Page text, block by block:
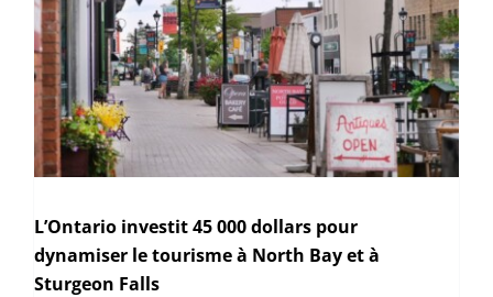
L’Ontario investit 45 000 dollars pour
dynamiser le tourisme à North Bay et à
Sturgeon Falls